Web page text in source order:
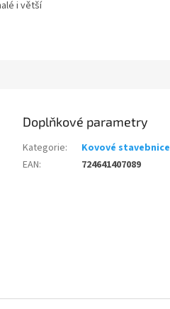
i větší
Doplňkové parametry
Kategorie:
Kovové stavebnice
EAN: 724641407089